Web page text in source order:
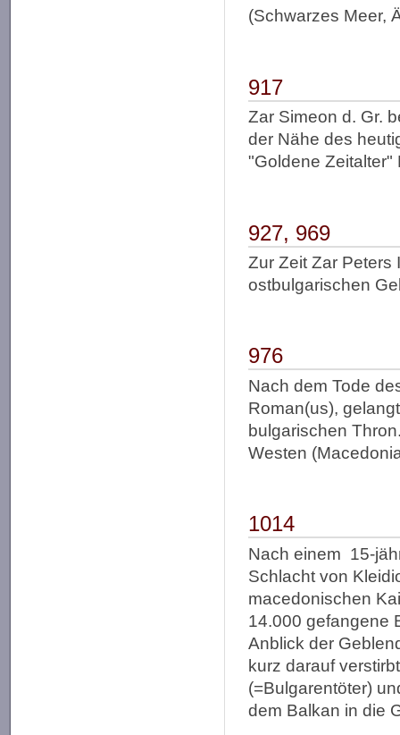
(Schwarzes Meer,
917
Zar Simeon d. Gr.
der Nähe des
"Goldene Zeitalter"
927, 969
Zur Zeit Zar Peters
ostbulgarischen
976
Nach dem Tode
Roman(us),
bulgarischen
Westen
1014
Nach einem 15-
Schlacht von
macedonischen
14.000 gefangene
Anblick der
kurz darauf
(=Bulgarentöter)
dem Balkan in die